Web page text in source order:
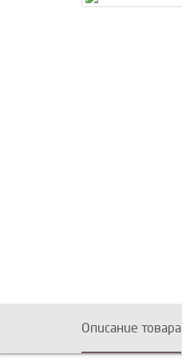
Описание товара